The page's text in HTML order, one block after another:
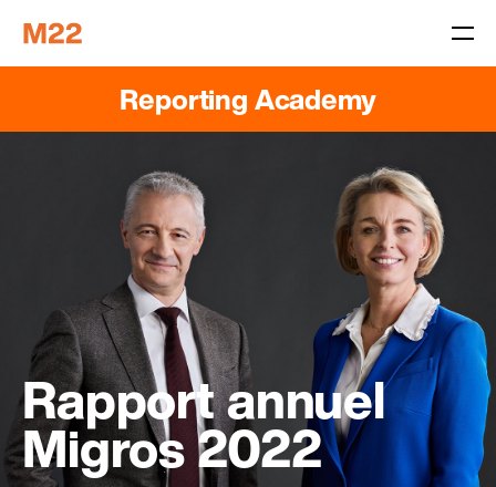
Reporting Academy
Rapport annuel
Migros 2022